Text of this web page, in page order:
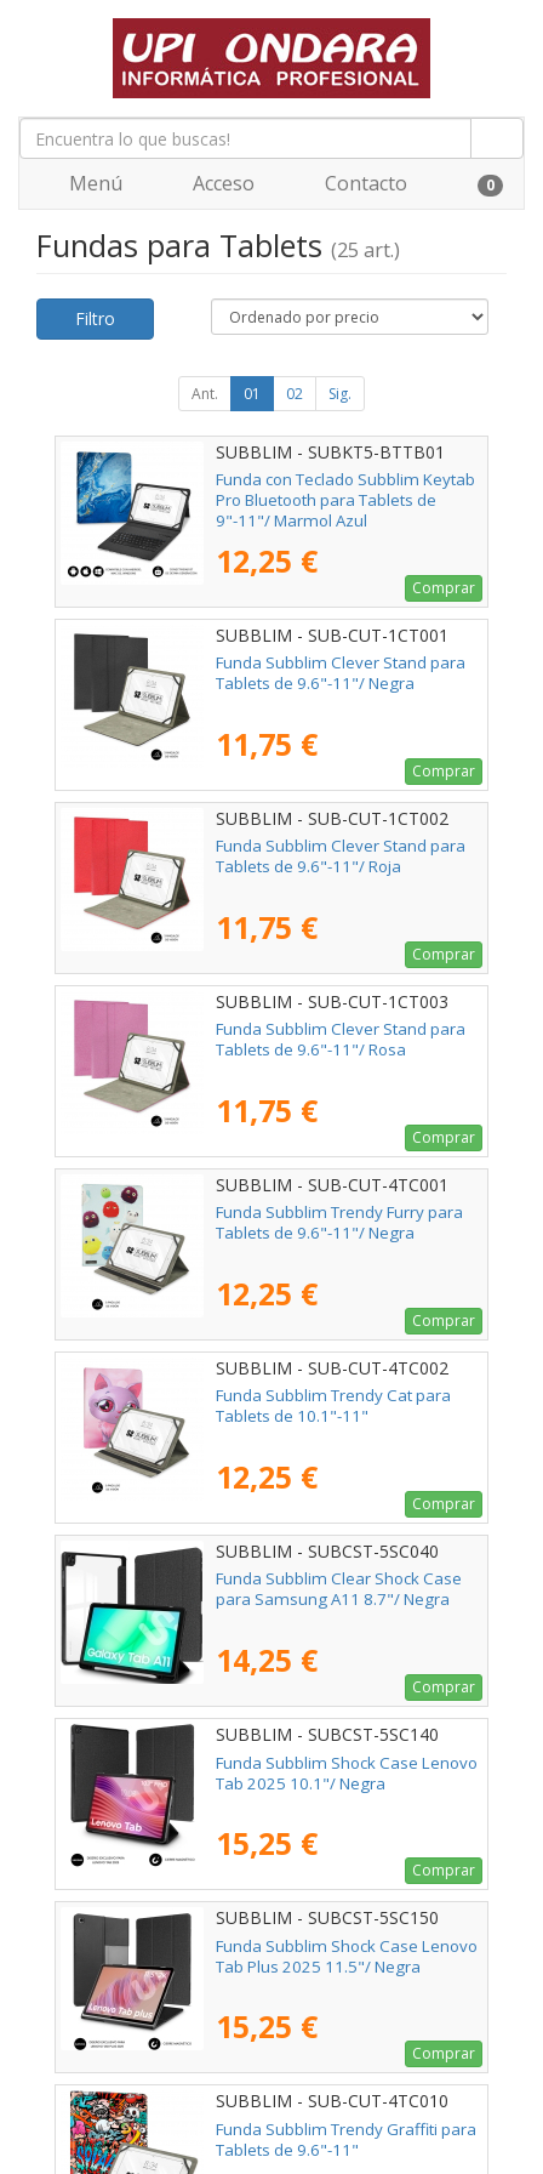
Menú Acceso Contacto 0
Fundas para Tablets (25 art.)
Filtro
Ant. 01 02 Sig.
SUBBLIM - SUBKT5-BTTB01
Funda con Teclado Subblim Keytab
Pro Bluetooth para Tablets de
9"-11"/ Marmol Azul
12,25 €
Comprar
SUBBLIM - SUB-CUT-1CT001
Funda Subblim Clever Stand para
Tablets de 9.6"-11"/ Negra
11,75 €
Comprar
SUBBLIM - SUB-CUT-1CT002
Funda Subblim Clever Stand para
Tablets de 9.6"-11"/ Roja
11,75 €
Comprar
SUBBLIM - SUB-CUT-1CT003
Funda Subblim Clever Stand para
Tablets de 9.6"-11"/ Rosa
11,75 €
Comprar
SUBBLIM - SUB-CUT-4TC001
Funda Subblim Trendy Furry para
Tablets de 9.6"-11"/ Negra
12,25 €
Comprar
SUBBLIM - SUB-CUT-4TC002
Funda Subblim Trendy Cat para
Tablets de 10.1"-11"
12,25 €
Comprar
SUBBLIM - SUBCST-5SC040
Funda Subblim Clear Shock Case
para Samsung A11 8.7"/ Negra
14,25 €
Comprar
SUBBLIM - SUBCST-5SC140
Funda Subblim Shock Case Lenovo
Tab 2025 10.1"/ Negra
15,25 €
Comprar
SUBBLIM - SUBCST-5SC150
Funda Subblim Shock Case Lenovo
Tab Plus 2025 11.5"/ Negra
15,25 €
Comprar
SUBBLIM - SUB-CUT-4TC010
Funda Subblim Trendy Graffiti para
Tablets de 9.6"-11"